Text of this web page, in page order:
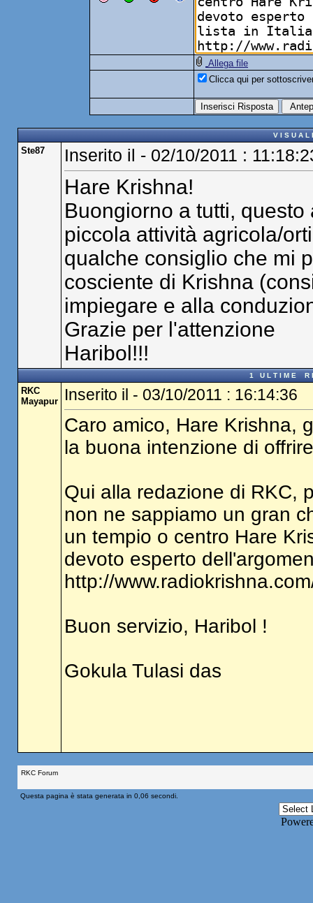
Allega file
Clicca qui per
V I S U A L
Ste87 Inserito il - 02/10/2011 :
Hare Krishna!
Buongiorno a tutti,
piccola attività agricola/
qualche consiglio che mi
cosciente di Krishna
impiegare e alla
Grazie per l'attenzione
Haribol!!!
1 U L T I M E R I
RKC
Mayapur
Inserito il - 03/10/2011 : 16:14:36
Caro amico, Hare Krishna,
la buona intenzione di
Qui alla redazione di RKC,
non ne sappiamo un gran
un tempio o centro Hare
devoto esperto
http://
Buon servizio, Haribol !
Gokula Tulasi das
RKC Forum
Questa pagina è stata generata in 0,06 secondi.